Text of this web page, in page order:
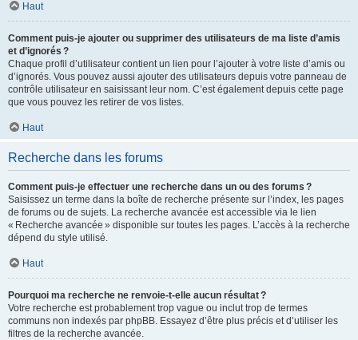
Haut
Comment puis-je ajouter ou supprimer des utilisateurs de ma liste d’amis
et d’ignorés ?
Chaque profil d’utilisateur contient un lien pour l’ajouter à votre liste d’amis ou
d’ignorés. Vous pouvez aussi ajouter des utilisateurs depuis votre panneau de
contrôle utilisateur en saisissant leur nom. C’est également depuis cette page
que vous pouvez les retirer de vos listes.
Haut
Recherche dans les forums
Comment puis-je effectuer une recherche dans un ou des forums ?
Saisissez un terme dans la boîte de recherche présente sur l’index, les pages
de forums ou de sujets. La recherche avancée est accessible via le lien
« Recherche avancée » disponible sur toutes les pages. L’accès à la recherche
dépend du style utilisé.
Haut
Pourquoi ma recherche ne renvoie-t-elle aucun résultat ?
Votre recherche est probablement trop vague ou inclut trop de termes
communs non indexés par phpBB. Essayez d’être plus précis et d’utiliser les
filtres de la recherche avancée.